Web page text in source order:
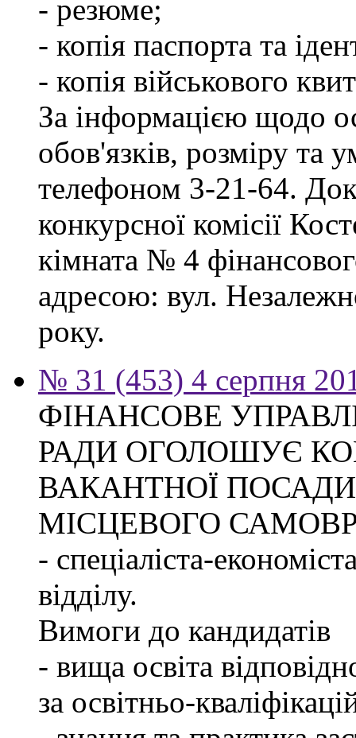
- резюме;
- копія паспорта та
- копія військового
За інформацією щодо
обов'язків, розміру та
телефоном 3-21-64.
конкурсної комісії
кімната № 4
адресою: вул.
року.
№ 31 (453) 4 серпня
ФІНАНСОВЕ
РАДИ ОГОЛОШУЄ
ВАКАНТНОЇ
МІСЦЕВОГО
- спеціаліста-
відділу.
Вимоги до кандидатів
- вища освіта
за освітньо-